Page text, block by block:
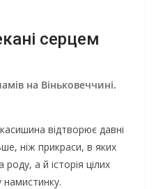
серцем
на Віньковеччині.
відтворює давні
ніж прикраси, в яких
а й історія цілих